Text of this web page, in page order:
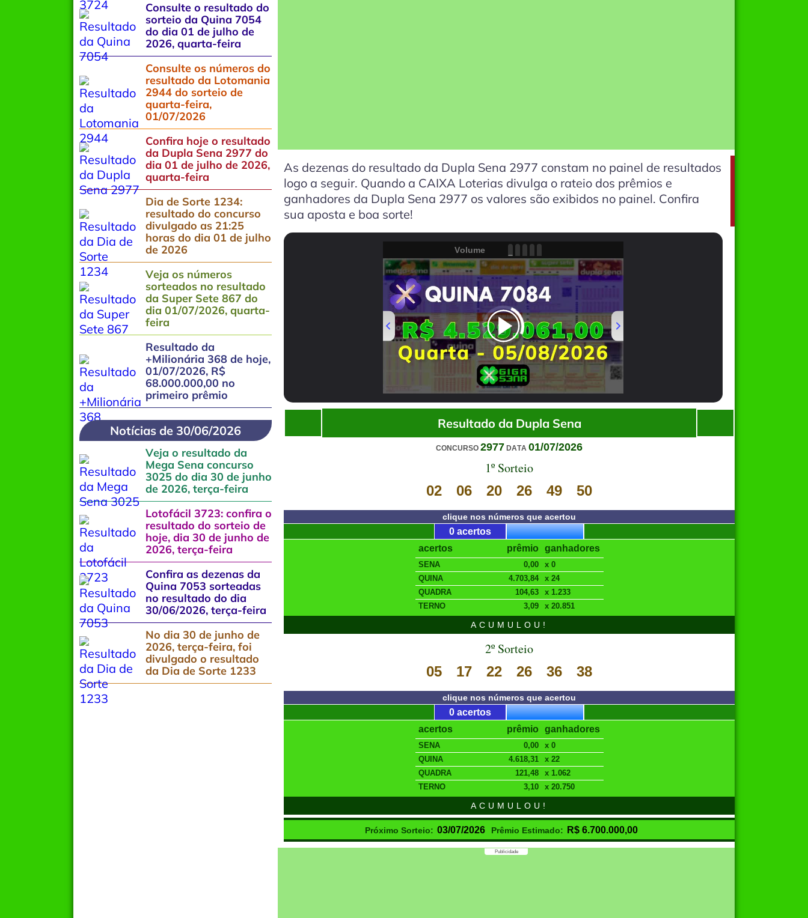
As dezenas do resultado da Dupla Sena 2977 constam no painel de resultados
logo a seguir. Quando a CAIXA Loterias divulga o rateio dos prêmios e
ganhadores da Dupla Sena 2977 os valores são exibidos no painel. Confira
sua aposta e boa sorte!
Volume
Resultado da Dupla Sena
CONCURSO 2977 DATA 01/07/2026
1º Sorteio
02
06 20 26 49 50
clique nos números que acertou
0 acertos
acertos
SENA
QUINA
QUADRA
TERNO
prêmio
0,00
4.703,84
104,63
3,09
ganhadores
x 0
x 24
x 1.233
x 20.851
ACUMULOU!
2º Sorteio
05
17 22 26 36 38
clique nos números que acertou
0 acertos
acertos
SENA
QUINA
QUADRA
TERNO
prêmio
0,00
4.618,31
121,48
3,10
ganhadores
x 0
x 22
x 1.062
x 20.750
ACUMULOU!
Próximo Sorteio: 03/07/2026 Prêmio Estimado: R$ 6.700.000,00
Publicidade
Consulte o resultado do
sorteio da Quina 7054
do dia 01 de julho de
2026, quarta-feira
Consulte os números do
resultado da Lotomania
2944 do sorteio de
quarta-feira,
01/07/2026
Confira hoje o resultado
da Dupla Sena 2977 do
dia 01 de julho de 2026,
quarta-feira
Dia de Sorte 1234:
resultado do concurso
divulgado as 21:25
horas do dia 01 de julho
de 2026
Veja os números
sorteados no resultado
da Super Sete 867 do
dia 01/07/2026, quarta-
feira
Resultado da
+Milionária 368 de hoje,
01/07/2026, R$
68.000.000,00 no
primeiro prêmio
Notícias de 30/06/2026
Veja o resultado da
Mega Sena concurso
3025 do dia 30 de junho
de 2026, terça-feira
Lotofácil 3723: confira o
resultado do sorteio de
hoje, dia 30 de junho de
2026, terça-feira
Confira as dezenas da
Quina 7053 sorteadas
no resultado do dia
30/06/2026, terça-feira
No dia 30 de junho de
2026, terça-feira, foi
divulgado o resultado
da Dia de Sorte 1233